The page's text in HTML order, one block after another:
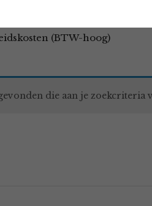
(BTW-hoog)
die aan je zoekcriteria